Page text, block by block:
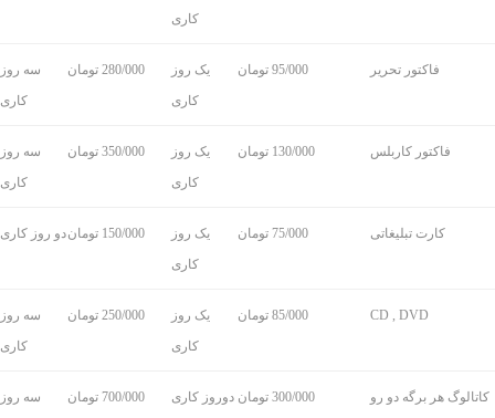
کاری
فاکتور تحریر 95/000 تومان
یک روز
کاری
280/000 تومان
سه روز
کاری
فاکتور کاربلس 130/000 تومان
یک روز
کاری
350/000 تومان
سه روز
کاری
کارت تبلیغاتی 75/000 تومان
یک روز
کاری
150/000 تومان دو روز کاری
CD , DVD 85/000 تومان
یک روز
کاری
250/000 تومان
سه روز
کاری
کاتالوگ هر برگه دو رو 300/000 تومان دوروز کاری 700/000 تومان
سه روز